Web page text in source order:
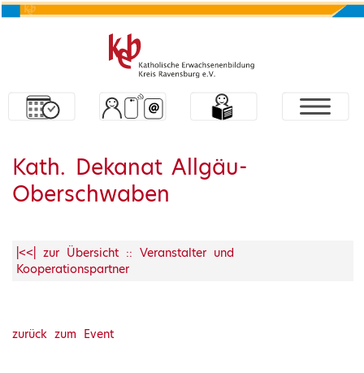
Kath. Dekanat Allgäu-
Oberschwaben
|<<| zur Übersicht :: Veranstalter und
Kooperationspartner
zurück zum Event